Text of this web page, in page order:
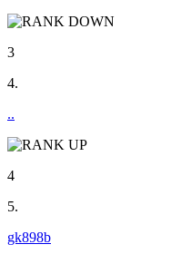
3
4.
..
4
5.
gk898b